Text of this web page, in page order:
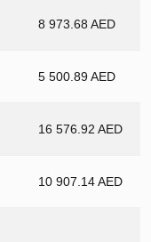
8 973.68 AED
5 500.89 AED
16 576.92 AED
10 907.14 AED